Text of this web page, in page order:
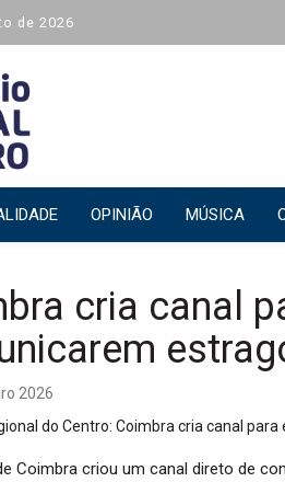
de 2026
OPINIÃO MÚSICA
cria canal
2026
Coimbra criou um canal direto de